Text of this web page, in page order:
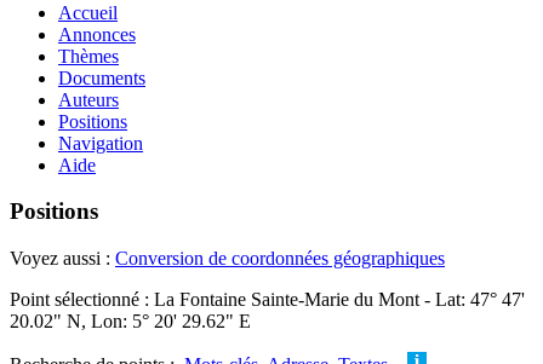
Accueil
Annonces
Thèmes
Documents
Auteurs
Positions
Navigation
Aide
Positions
Voyez aussi : Conversion de coordonnées géographiques
Point sélectionné : La Fontaine Sainte-Marie du Mont - Lat: 47° 47'
20.02" N, Lon: 5° 20' 29.62" E